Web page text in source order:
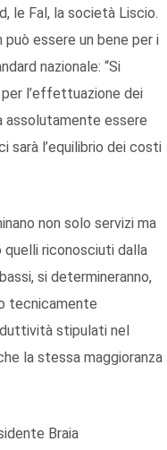
le Fal, la società Liscio.
essere un bene per i
nazionale: “Si
l’effettuazione dei
assolutamente essere
sarà l’equilibrio dei costi
non solo servizi ma
quelli riconosciuti dalla
si determineranno,
tecnicamente
stipulati nel
la stessa maggioranza
Braia